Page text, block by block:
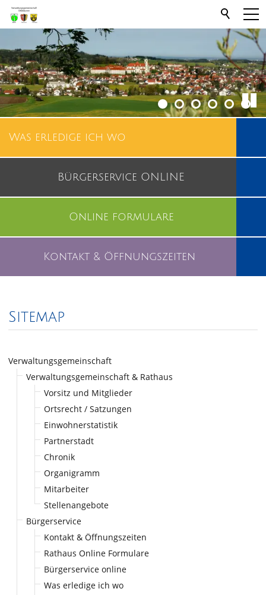
Was erledige ich wo
Bürgerservice ONLINE
Online formulare
Kontakt & Öffnungszeiten
Sitemap
Verwaltungsgemeinschaft
Verwaltungsgemeinschaft & Rathaus
Vorsitz und Mitglieder
Ortsrecht / Satzungen
Einwohnerstatistik
Partnerstadt
Chronik
Organigramm
Mitarbeiter
Stellenangebote
Bürgerservice
Kontakt & Öffnungszeiten
Rathaus Online Formulare
Bürgerservice online
Was erledige ich wo